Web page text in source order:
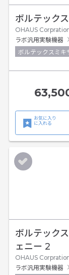
ボルテック
OHAUS
ラボ汎用実験機器
ボルテックスミキ
お気に入り
に入れる
ボルテック
ェニー 2
OHAUS
ラボ汎用実験機器